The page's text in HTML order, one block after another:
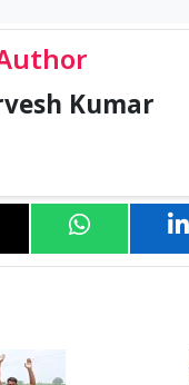
Kumar